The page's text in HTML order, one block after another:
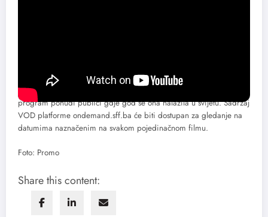
Sa ondemand.sff.ba Sarajevo Film Festival je u mogućnosti da svoj
program ponudi publici gdje god se ona nalazila u svijetu. Sadržaj
VOD platforme ondemand.sff.ba će biti dostupan za gledanje na
datumima naznačenim na svakom pojedinačnom filmu.
Foto: Promo
Share this content: